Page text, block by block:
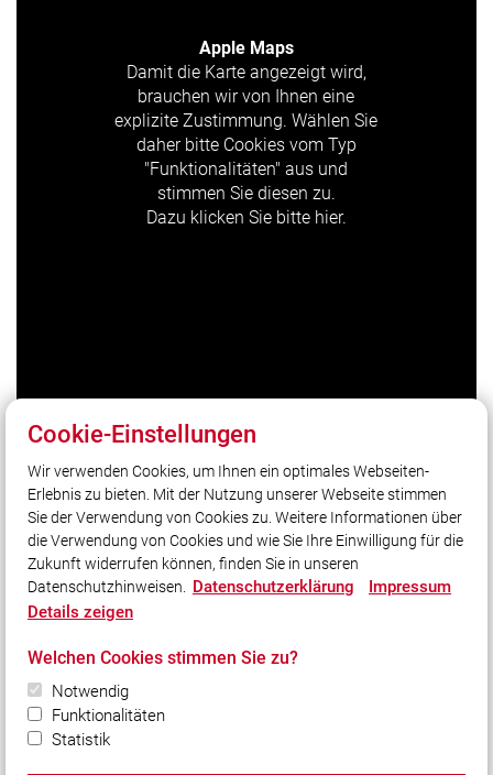
Apple Maps
Damit die Karte angezeigt wird,
brauchen wir von Ihnen eine
explizite Zustimmung. Wählen Sie
daher bitte Cookies vom Typ
"Funktionalitäten" aus und
stimmen Sie diesen zu.
Dazu klicken Sie bitte hier.
Unser Leitsatz
Helfen in Not ist unser Gebot!
Social Media
Bleiben Sie mit uns in Kontakt und vernetzen Sie sich
mit uns!
Cookie-Einstellungen
Wir verwenden Cookies, um Ihnen ein optimales Webseiten-
Erlebnis zu bieten. Mit der Nutzung unserer Webseite stimmen
Sie der Verwendung von Cookies zu. Weitere Informationen über
die Verwendung von Cookies und wie Sie Ihre Einwilligung für die
Zukunft widerrufen können, finden Sie in unseren
Datenschutzhinweisen. Datenschutzerklärung
Impressum
Details zeigen
Welchen Cookies stimmen Sie zu?
Notwendig
Funktionalitäten
Statistik